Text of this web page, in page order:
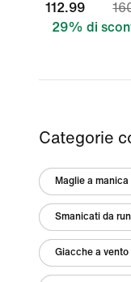
112.99
29% di
Categorie
Maglie a
Smanicati da
Giacche a vento